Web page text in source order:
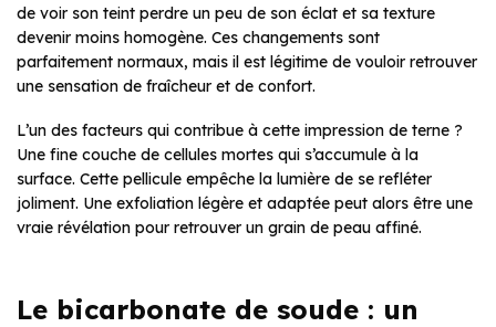
de voir son teint perdre un peu de son éclat et sa texture
devenir moins homogène. Ces changements sont
parfaitement normaux, mais il est légitime de vouloir retrouver
une sensation de fraîcheur et de confort.
L’un des facteurs qui contribue à cette impression de terne ?
Une fine couche de cellules mortes qui s’accumule à la
surface. Cette pellicule empêche la lumière de se refléter
joliment. Une exfoliation légère et adaptée peut alors être une
vraie révélation pour retrouver un grain de peau affiné.
Le bicarbonate de soude : un